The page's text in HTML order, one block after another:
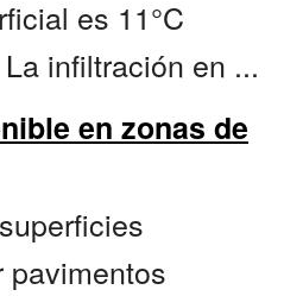
es 11°C
infiltración en ...
en zonas de
pavimentos